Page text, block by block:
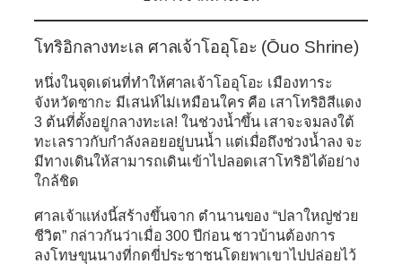
โทริอิกลางทะเล ศาลเจ้าโออุโอะ (Ōuo Shrine)
หนึ่งในจุดเด่นที่ทำให้ศาลเจ้าโออุโอะ เมืองทาระ
จังหวัดซากะ มีเสน่ห์ไม่เหมือนใคร คือ เสาโทริอิสีแดง
3 ต้นที่ตั้งอยู่กลางทะเล! ในช่วงน้ำขึ้น เสาจะจมลงใต้
ทะเลราวกับกำลังลอยอยู่บนน้ำ แต่เมื่อถึงช่วงน้ำลง จะ
มีทางเดินให้สามารถเดินเข้าไปลอดเสาโทริอิได้อย่าง
ใกล้ชิด
ศาลเจ้าแห่งนี้สร้างขึ้นจาก ตำนานของ “ปลาใหญ่ช่วย
ชีวิต” กล่าวกันว่าเมื่อ 300 ปีก่อน ชาวบ้านต้องการ
ลงโทษขุนนางที่กดขี่ประชาชนโดยพาเขาไปปล่อยไว้